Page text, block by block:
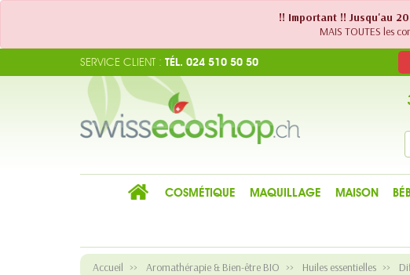
!! Important !! Jusqu'au
MAIS TOUTES les
SERVICE CLIENT : TÉL. 024 510 50 50
COSMÉTIQUE MAQUILLAGE MAISON
Accueil Aromathérapie & Bien-être BIO Huiles essentielles